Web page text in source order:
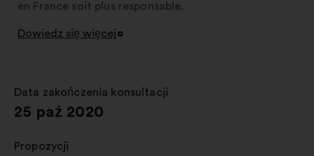
en France soit plus responsable.
Dowiedz się więcej
Otwieranie
zakładce
Data zakończenia konsultacji
:
25 paź 2020
Propozycji
: